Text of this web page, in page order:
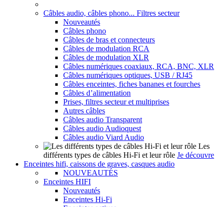
Câbles audio, câbles phono... Filtres secteur
Nouveautés
Câbles phono
Câbles de bras et connecteurs
Câbles de modulation RCA
Câbles de modulation XLR
Câbles numériques coaxiaux, RCA, BNC, XLR
Câbles numériques optiques, USB / RJ45
Câbles enceintes, fiches bananes et fourches
Câbles d’alimentation
Prises, filtres secteur et multiprises
Autres câbles
Câbles audio Transparent
Câbles audio Audioquest
Câbles audio Viard Audio
Les
différents types de câbles Hi-Fi et leur rôle Je découvre
Enceintes hifi, caissons de graves, casques audio
NOUVEAUTÉS
Enceintes HIFI
Nouveautés
Enceintes Hi-Fi